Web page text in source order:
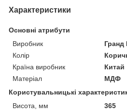
Характеристики
Основні атрибути
Виробник
Гранд
Колір
Країна виробник
Китай
Матеріал
МДФ
Користувальницькі
Висота, мм
365